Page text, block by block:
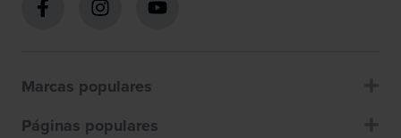
Marcas populares
Páginas populares